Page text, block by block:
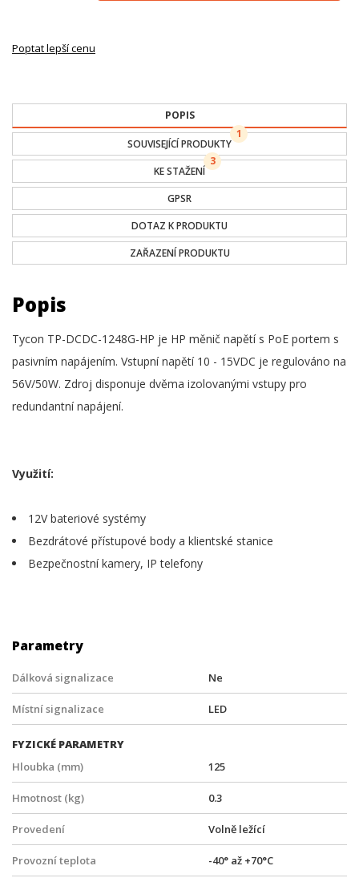
Poptat lepší cenu
POPIS
SOUVISEJÍCÍ PRODUKTY
1
KE STAŽENÍ
3
GPSR
DOTAZ K PRODUKTU
ZAŘAZENÍ PRODUKTU
Popis
Tycon TP-DCDC-1248G-HP je HP měnič napětí s PoE portem s
pasivním napájením. Vstupní napětí 10 - 15VDC je regulováno na
56V/50W. Zdroj disponuje dvěma izolovanými vstupy pro
redundantní napájení.
Využití:
12V bateriové systémy
Bezdrátové přístupové body a klientské stanice
Bezpečnostní kamery, IP telefony
Parametry
Dálková signalizace Ne
Místní signalizace LED
FYZICKÉ PARAMETRY
Hloubka (mm)
125
Hmotnost (kg) 0.3
Provedení Volně ležící
Provozní teplota -40° až +70°C